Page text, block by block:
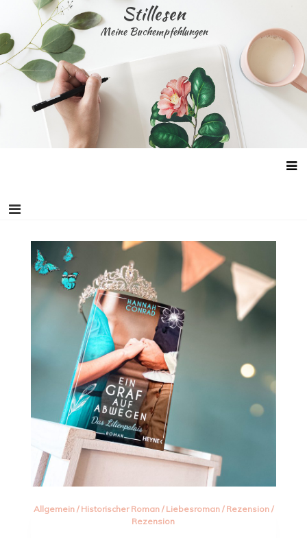
content
Stillesen
Meine Buchempfehlungen
Allgemein/ Historischer Roman/ Liebesroman/ Rezension/
Rezension